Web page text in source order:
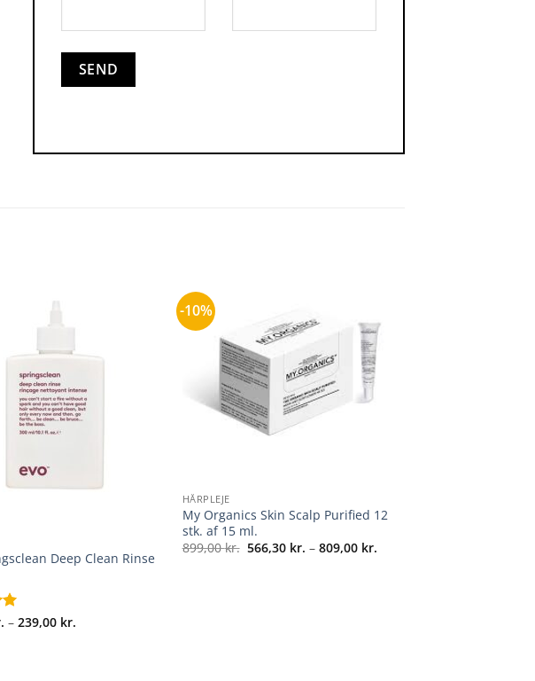
Deep Clean Rinse
5– 239,00 kr.
-10%
HÅRPLEJE
My Organics Skin Scalp Purified 12
stk. af 15 ml.
899,00kr. 566,30 kr. – 809,00 kr.Prisinterval: